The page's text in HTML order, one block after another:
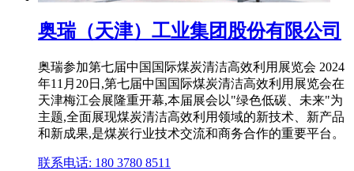
奥瑞（天津）工业集团股份有限公司
奥瑞参加第七届中国国际煤炭清洁高效利用展览会 2024
年11月20日,第七届中国国际煤炭清洁高效利用展览会在
天津梅江会展隆重开幕,本届展会以"绿色低碳、未来"为
主题,全面展现煤炭清洁高效利用领域的新技术、新产品
和新成果,是煤炭行业技术交流和商务合作的重要平台。
联系电话: 180 3780 8511